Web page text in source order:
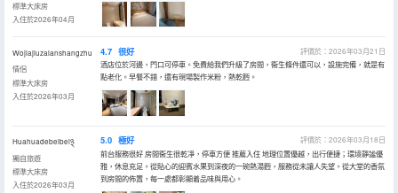
標準大床房
入住於2026年04月
Wojiajiuzaianshangzhu
情侶
標準大床房
入住於2026年03月
4.7 很好
評價於：2026年03月21日
酒店位於河邊，門口可停車。免費給我們升級了房間，衞生條件還可以，設施完備，就是有
點老化。早餐不錯，還有現場製作米粉，熱乾麪。
Huahuadebeibei྅
獨自旅遊
標準大床房
入住於2026年03月
5.0 極好
評價於：2026年03月18日
前台服務很好 房間衞生很乾凈，停車方便 推薦入住 地理位置優越，出行便捷；環境靜謐優
雅，休息充足。從貼心的迎賓水果到深夜的一碗熱湯麪，服務從未讓人失望。從大堂的香氛
到房間的佈置，每一處都彰顯着品味與用心。